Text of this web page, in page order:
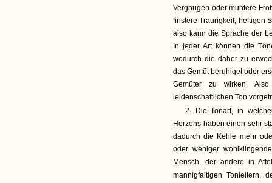
Vergnügen oder muntere
finstere Traurigkeit, heftigen
also kann die Sprache der
In jeder Art können die
wodurch die daher zu
das Gemüt beruhiget oder
Gemüter zu wirken.
leidenschaftlichen Ton
2. Die Tonart, in
Herzens haben einen sehr
dadurch die Kehle mehr
oder weniger
Mensch, der andere in
mannigfaltigen Tonleitern,